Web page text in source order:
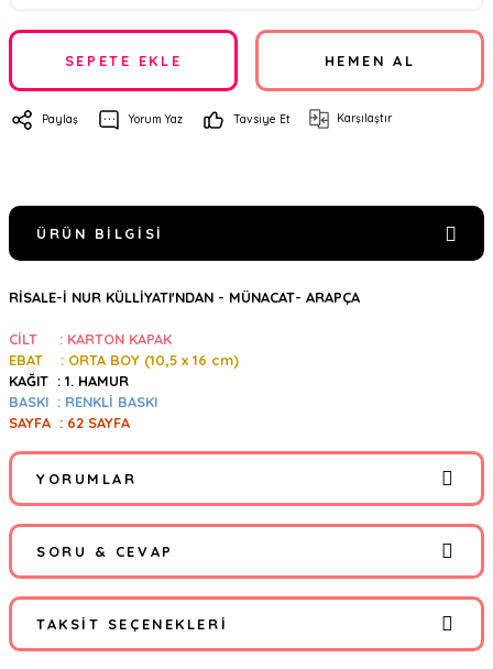
SEPETE EKLE HEMEN AL
Paylaş Yorum Yaz Tavsiye Et Karşılaştır
ÜRÜN BILGISI
RİSALE-İ NUR KÜLLİYATI'NDAN - MÜNACAT- ARAPÇA
CİLT : KARTON KAPAK
EBAT : ORTA BOY (10,5 x 16 cm)
KAĞIT : 1. HAMUR
BASKI : RENKLİ BASKI
SAYFA : 62 SAYFA
YORUMLAR
Bu ürüne ilk yorumu siz yapın!
Yorum Yaz
SORU & CEVAP
Ürün hakkında henüz soru sorulmamış.
TAKSIT SEÇENEKLERI